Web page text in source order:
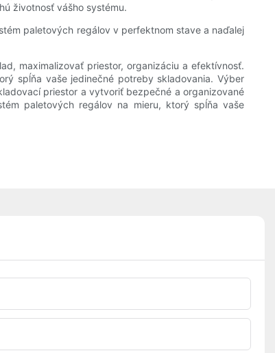
životnosť vášho systému.
paletových regálov v perfektnom stave a naďalej
maximalizovať priestor, organizáciu a efektívnosť.
spĺňa vaše jedinečné potreby skladovania. Výber
priestor a vytvoriť bezpečné a organizované
paletových regálov na mieru, ktorý spĺňa vaše